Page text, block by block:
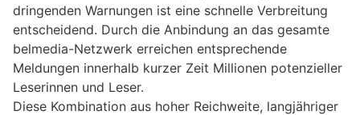
dringenden Warnungen ist eine schnelle Verbreitung
entscheidend. Durch die Anbindung an das gesamte
belmedia-Netzwerk erreichen entsprechende
Meldungen innerhalb kurzer Zeit Millionen potenzieller
Leserinnen und Leser.
Diese Kombination aus hoher Reichweite, langjähriger